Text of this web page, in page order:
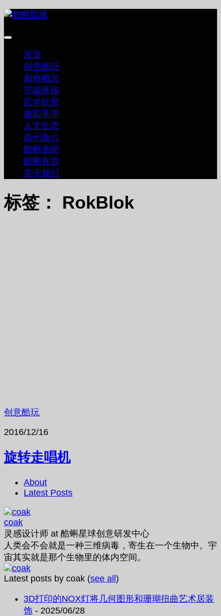
跳
内
首页
创意酷玩
新奇概念
节能环保
艺术欣赏
摄影美学
人文生态
杂七杂八
酷蝌测评
酷蝌有货
关于我们
标签： RokBlok
创意酷玩
2016/12/16
旋转走唱机
About
Latest Posts
coak
灵感设计师 at 酷蝌星球创意研发中心
人类会不会就是一种三维病毒，寄生在一个生物中。宇
宙其实就是那个生物里的体内空间。
Latest posts by coak (see all)
3D打印的NOX灯将几何图形和珊瑚扭曲艺术居装
饰 - 2025/06/28